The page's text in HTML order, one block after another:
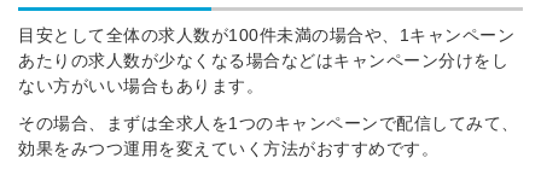
目安として全体の求人数が100件未満の場合や、1キャンペーン
あたりの求人数が少なくなる場合などはキャンペーン分けをし
ない方がいい場合もあります。
その場合、まずは全求人を1つのキャンペーンで配信してみて、
効果をみつつ運用を変えていく方法がおすすめです。
する
忘れですか？
※ログインIDとなります
利用規約
について
登録する